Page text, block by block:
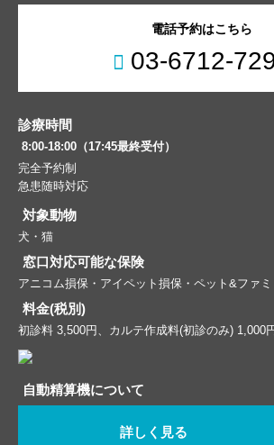
電話予約はこちら
03-6712-
診療時間
8:00-18:00（17:45最終受付）
完全予約制
急患随時対応
対象動物
犬・猫
窓口対応可能な保険
アニコム損保・アイペット損保・ペット&ファ
料金(税別)
初診料 3,500円、カルテ作成料(初診のみ) 1,000
自動精算機について
詳しく見る